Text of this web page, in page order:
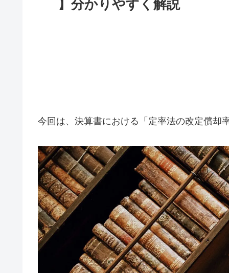
】分かりやすく解説
今回は、決算書における「定率法の改定償却